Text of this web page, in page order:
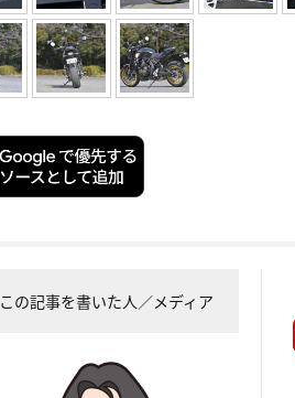
この記事を書いた人／メディア